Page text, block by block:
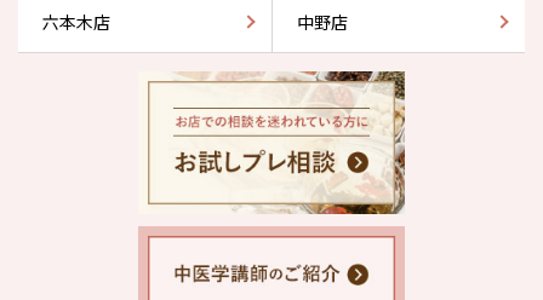
六本木店 中野店